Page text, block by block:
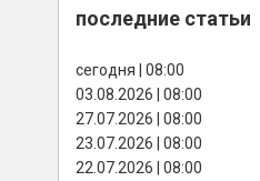
последние статьи
сегодня | 08:00
03.08.2026 | 08:00
27.07.2026 | 08:00
23.07.2026 | 08:00
22.07.2026 | 08:00